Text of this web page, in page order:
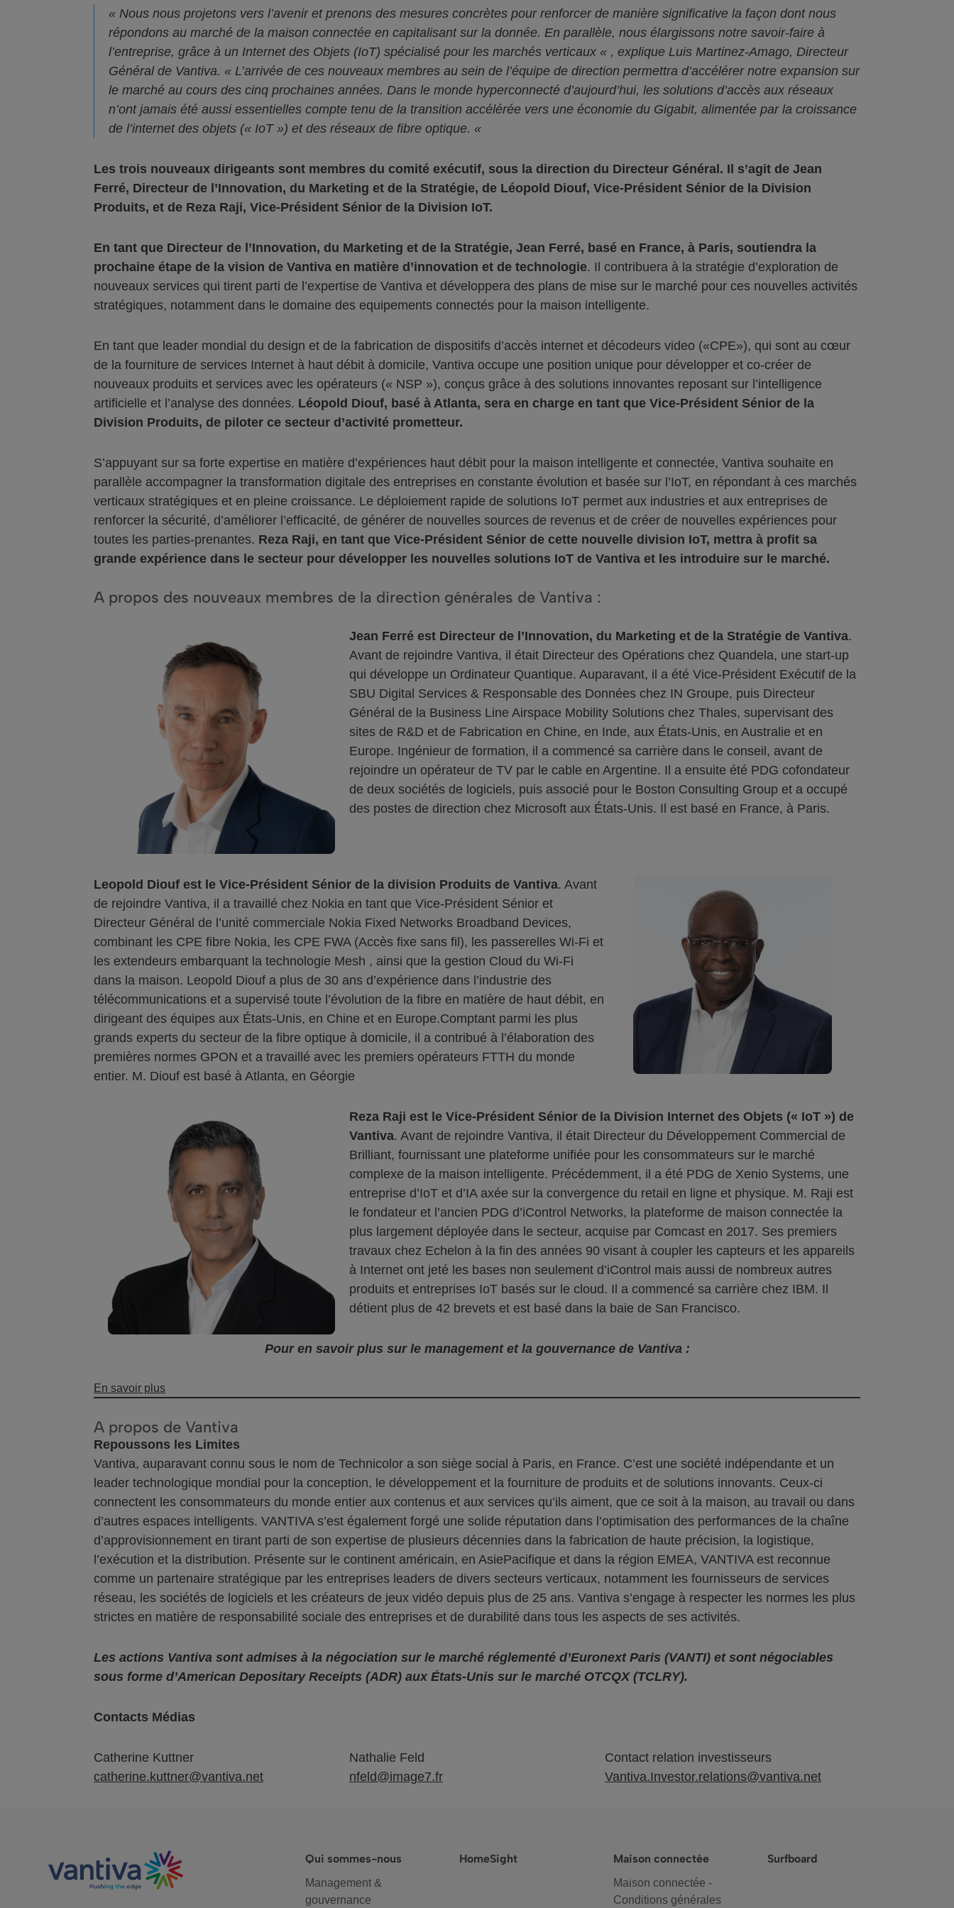
« Nous nous projetons vers l’avenir et prenons des mesures concrètes pour renforcer de manière significative la façon dont nous
répondons au marché de la maison connectée en capitalisant sur la donnée. En parallèle, nous élargissons notre savoir-faire à
l’entreprise, grâce à un Internet des Objets (IoT) spécialisé pour les marchés verticaux « , explique Luis Martinez-Amago, Directeur
Général de Vantiva. « L’arrivée de ces nouveaux membres au sein de l’équipe de direction permettra d’accélérer notre expansion sur
le marché au cours des cinq prochaines années. Dans le monde hyperconnecté d’aujourd’hui, les solutions d’accès aux réseaux
n’ont jamais été aussi essentielles compte tenu de la transition accélérée vers une économie du Gigabit, alimentée par la croissance
de l’internet des objets (« IoT ») et des réseaux de fibre optique. «
Les trois nouveaux dirigeants sont membres du comité exécutif, sous la direction du Directeur Général. Il s’agit de Jean
Ferré, Directeur de l’Innovation, du Marketing et de la Stratégie, de Léopold Diouf, Vice-Président Sénior de la Division
Produits, et de Reza Raji, Vice-Président Sénior de la Division IoT.
En tant que Directeur de l’Innovation, du Marketing et de la Stratégie, Jean Ferré, basé en France, à Paris, soutiendra la
prochaine étape de la vision de Vantiva en matière d’innovation et de technologie. Il contribuera à la stratégie d’exploration de
nouveaux services qui tirent parti de l’expertise de Vantiva et développera des plans de mise sur le marché pour ces nouvelles activités
stratégiques, notamment dans le domaine des equipements connectés pour la maison intelligente.
En tant que leader mondial du design et de la fabrication de dispositifs d’accès internet et décodeurs video («CPE»), qui sont au cœur
de la fourniture de services Internet à haut débit à domicile, Vantiva occupe une position unique pour développer et co-créer de
nouveaux produits et services avec les opérateurs (« NSP »), conçus grâce à des solutions innovantes reposant sur l’intelligence
artificielle et l’analyse des données. Léopold Diouf, basé à Atlanta, sera en charge en tant que Vice-Président Sénior de la
Division Produits, de piloter ce secteur d’activité prometteur.
S’appuyant sur sa forte expertise en matière d’expériences haut débit pour la maison intelligente et connectée, Vantiva souhaite en
parallèle accompagner la transformation digitale des entreprises en constante évolution et basée sur l’IoT, en répondant à ces marchés
verticaux stratégiques et en pleine croissance. Le déploiement rapide de solutions IoT permet aux industries et aux entreprises de
renforcer la sécurité, d’améliorer l’efficacité, de générer de nouvelles sources de revenus et de créer de nouvelles expériences pour
toutes les parties-prenantes. Reza Raji, en tant que Vice-Président Sénior de cette nouvelle division IoT, mettra à profit sa
grande expérience dans le secteur pour développer les nouvelles solutions IoT de Vantiva et les introduire sur le marché.
A propos des nouveaux membres de la direction générales de Vantiva :
Jean Ferré est Directeur de l’Innovation, du Marketing et de la Stratégie de Vantiva.
Avant de rejoindre Vantiva, il était Directeur des Opérations chez Quandela, une start-up
qui développe un Ordinateur Quantique. Auparavant, il a été Vice-Président Exécutif de la
SBU Digital Services & Responsable des Données chez IN Groupe, puis Directeur
Général de la Business Line Airspace Mobility Solutions chez Thales, supervisant des
sites de R&D et de Fabrication en Chine, en Inde, aux États-Unis, en Australie et en
Europe. Ingénieur de formation, il a commencé sa carrière dans le conseil, avant de
rejoindre un opérateur de TV par le cable en Argentine. Il a ensuite été PDG cofondateur
de deux sociétés de logiciels, puis associé pour le Boston Consulting Group et a occupé
des postes de direction chez Microsoft aux États-Unis. Il est basé en France, à Paris.
Leopold Diouf est le Vice-Président Sénior de la division Produits de Vantiva. Avant
de rejoindre Vantiva, il a travaillé chez Nokia en tant que Vice-Président Sénior et
Directeur Général de l’unité commerciale Nokia Fixed Networks Broadband Devices,
combinant les CPE fibre Nokia, les CPE FWA (Accès fixe sans fil), les passerelles Wi-Fi et
les extendeurs embarquant la technologie Mesh , ainsi que la gestion Cloud du Wi-Fi
dans la maison. Leopold Diouf a plus de 30 ans d’expérience dans l’industrie des
télécommunications et a supervisé toute l’évolution de la fibre en matière de haut débit, en
dirigeant des équipes aux États-Unis, en Chine et en Europe.Comptant parmi les plus
grands experts du secteur de la fibre optique à domicile, il a contribué à l’élaboration des
premières normes GPON et a travaillé avec les premiers opérateurs FTTH du monde
entier. M. Diouf est basé à Atlanta, en Géorgie
Reza Raji est le Vice-Président Sénior de la Division Internet des Objets (« IoT ») de
Vantiva. Avant de rejoindre Vantiva, il était Directeur du Développement Commercial de
Brilliant, fournissant une plateforme unifiée pour les consommateurs sur le marché
complexe de la maison intelligente. Précédemment, il a été PDG de Xenio Systems, une
entreprise d’IoT et d’IA axée sur la convergence du retail en ligne et physique. M. Raji est
le fondateur et l’ancien PDG d’iControl Networks, la plateforme de maison connectée la
plus largement déployée dans le secteur, acquise par Comcast en 2017. Ses premiers
travaux chez Echelon à la fin des années 90 visant à coupler les capteurs et les appareils
à Internet ont jeté les bases non seulement d’iControl mais aussi de nombreux autres
produits et entreprises IoT basés sur le cloud. Il a commencé sa carrière chez IBM. Il
détient plus de 42 brevets et est basé dans la baie de San Francisco.
Pour en savoir plus sur le management et la gouvernance de Vantiva :
En savoir plus
A propos de Vantiva
Repoussons les Limites
Vantiva, auparavant connu sous le nom de Technicolor a son siège social à Paris, en France. C’est une société indépendante et un
leader technologique mondial pour la conception, le développement et la fourniture de produits et de solutions innovants. Ceux-ci
connectent les consommateurs du monde entier aux contenus et aux services qu’ils aiment, que ce soit à la maison, au travail ou dans
d’autres espaces intelligents. VANTIVA s’est également forgé une solide réputation dans l’optimisation des performances de la chaîne
d’approvisionnement en tirant parti de son expertise de plusieurs décennies dans la fabrication de haute précision, la logistique,
l’exécution et la distribution. Présente sur le continent américain, en AsiePacifique et dans la région EMEA, VANTIVA est reconnue
comme un partenaire stratégique par les entreprises leaders de divers secteurs verticaux, notamment les fournisseurs de services
réseau, les sociétés de logiciels et les créateurs de jeux vidéo depuis plus de 25 ans. Vantiva s’engage à respecter les normes les plus
strictes en matière de responsabilité sociale des entreprises et de durabilité dans tous les aspects de ses activités.
Les actions Vantiva sont admises à la négociation sur le marché réglementé d’Euronext Paris (VANTI) et sont négociables
sous forme d’American Depositary Receipts (ADR) aux États-Unis sur le marché OTCQX (TCLRY).
Contacts Médias
Catherine Kuttner
catherine.kuttner@vantiva.net
Nathalie Feld
nfeld@image7.fr
Contact relation investisseurs
Vantiva.Investor.relations@vantiva.net
Qui sommes-nous
Management &
gouvernance
HomeSight Maison connectée
Maison connectée -
Conditions générales
Surfboard